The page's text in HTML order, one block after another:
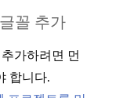
꼴 추가
가하려면 먼
합니다.